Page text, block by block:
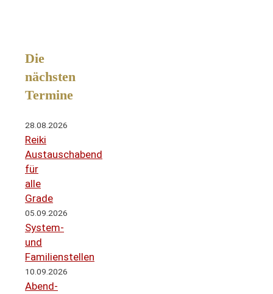
Die
nächsten
Termine
28.08.2026
Reiki
Austauschabend
für
alle
Grade
05.09.2026
System-
und
Familienstellen
10.09.2026
Abend-